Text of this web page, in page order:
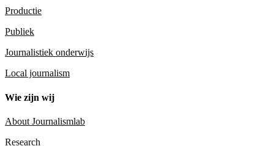
Productie
Publiek
Journalistiek onderwijs
Local journalism
Wie zijn wij
About Journalismlab
Research